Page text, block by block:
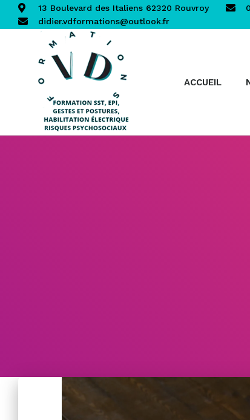
13 Boulevard des Italiens 62320 Rouvroy
didier.vdformations@outlook.fr
ACCUEIL